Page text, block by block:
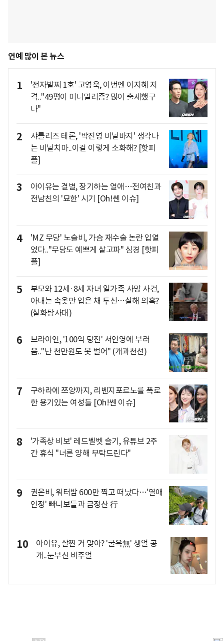
연예 많이 본 뉴스
1
'전자발찌 1호' 고영욱, 이번엔 이지혜 저
격.."49평이 미니멀리즘? 많이 출세했구
나"
2
샤를리즈 테론, '박진영 비닐바지' 생각나
는 비닐치마..이걸 이렇게 소화해? [핫피
플]
3
아이유는 결별, 장기하는 열애…전여친과
전남친의 '묘한' 시기 [Oh!쎈 이슈]
4
'MZ 무당' 노슬비, 가슴 재수술 논란 입열
었다.."무당도 예쁘게 살고파" 심경 [핫피
플]
5
부모와 12세·8세 자녀 일가족 사망 사건,
아내는 속옷만 입은 채 투신…살해 의혹?
(실화탐사대)
6
브라이언, '100억 탕진' 서인영에 부러
움.."난 천만원도 못 벌어" (개과천선)
7
구하라에 쯔양까지, 리벤지포르노를 폭로
한 용기있는 여성들 [Oh!쎈 이슈]
8
'가족상 비보' 레드벨벳 슬기, 유튜브 2주
간 휴식 "너른 양해 부탁드린다"
9
권은비, 워터밤 600만 찍고 떠났다…'열애
인정' 빠니보틀과 금정산 行
10
아이유, 살찐 거 맞아? '굴욕無' 생얼 공
개..눈부신 비주얼